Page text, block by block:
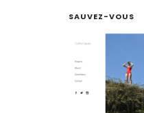
SAUVEZ-VOUS